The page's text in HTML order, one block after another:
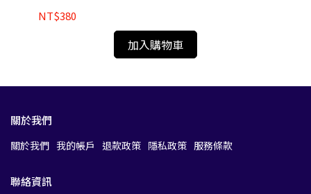
NT$380
加入購物車
關於我們
關於我們 我的帳戶 退款政策 隱私政策 服務條款
聯絡資訊